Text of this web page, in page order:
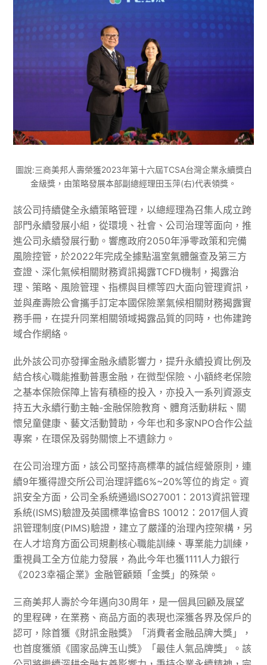
圖說:三商美邦人壽榮獲2023年第十六屆TCSA台灣企業永續獎白
金級獎，由策略發展本部副總經理田玉萍(右)代表領獎。
該公司持續健全永續策略管理，以總經理為召集人成立跨
部門永續發展小組，從環境、社會、公司治理等面向，推
進公司永續發展行動。響應政府2050年淨零政策和完備
風險控管，於2022年完成全據點溫室氣體盤查及第三方
查證、深化氣候相關財務資訊揭露TCFD機制，揭露治
理、策略、風險管理、指標與目標等四大面向管理資訊，
並與產壽險公會攜手訂定本國保險業氣候相關財務揭露實
務手冊，在提升同業相關領域揭露品質的同時，也佈建跨
域合作網絡。
此外該公司亦發揮金融永續影響力，提升永續投資比例及
結合核心職能推動普惠金融，在微型保險、小額終老保險
之基本保險保障上皆有積極的投入，亦投入一系列資源支
持五大永續行動主軸-金融保險教育、體育活動耕耘、關
懷兒童健康、藝文活動贊助，今年也和多家NPO合作公益
專案，在環保及弱勢關懷上不遺餘力。
在公司治理方面，該公司堅持高標準的誠信經營原則，連
續9年獲得證交所公司治理評鑑6%~20%等位的肯定。資
訊安全方面，公司全系統通過ISO27001：2013資訊管理
系統(ISMS)驗證及英國標準協會BS 10012：2017個人資
訊管理制度(PIMS)驗證，建立了嚴謹的治理內控架構，另
在人才培育方面公司規劃核心職能訓練、專業能力訓練，
重視員工全方位能力發展，為此今年也獲1111人力銀行
《2023幸福企業》金融管顧類「金獎」的殊榮。
三商美邦人壽於今年邁向30周年，是一個具回顧及展望
的里程碑，在業務、商品方面的表現也深獲各界及保戶的
認可，除首獲《財訊金融獎》「消費者金融品牌大獎」，
也首度獲頒《國家品牌玉山獎》「最佳人氣品牌獎」。該